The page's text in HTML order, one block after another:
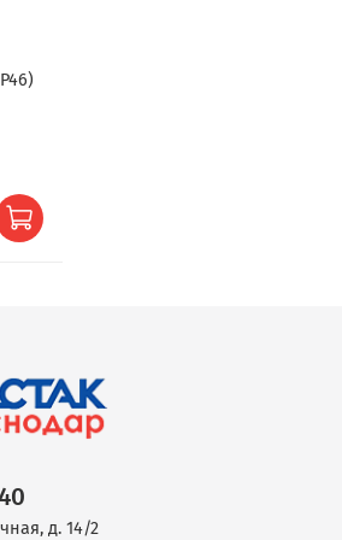
д. 14/2